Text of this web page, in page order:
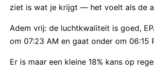
ziet is wat je krijgt — het voelt als de
Adem vrij: de luchtkwaliteit is goed,
om 07:23 AM en gaat onder om 06:15
Er is maar een kleine 18% kans op